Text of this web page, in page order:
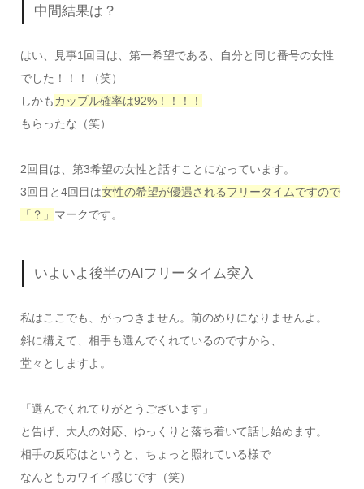
中間結果は？
はい、見事1回目は、第一希望である、自分と同じ番号の女性
でした！！！（笑）
しかもカップル確率は92%！！！！
もらったな（笑）
2回目は、第3希望の女性と話すことになっています。
3回目と4回目は女性の希望が優遇されるフリータイムですので
「？」 マークです。
いよいよ後半のAIフリータイム突入
私はここでも、がっつきません。前のめりになりませんよ。
斜に構えて、相手も選んでくれているのですから、
堂々としますよ。
「選んでくれてりがとうございます」
と告げ、大人の対応、ゆっくりと落ち着いて話し始めます。
相手の反応はというと、ちょっと照れている様で
なんともカワイイ感じです（笑）